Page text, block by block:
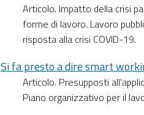
Articolo. Impatto della crisi
forme di lavoro. Lavoro
risposta alla crisi COVID-19.
Si fa presto a dire smart
Articolo. Presupposti
Piano organizzativo per il